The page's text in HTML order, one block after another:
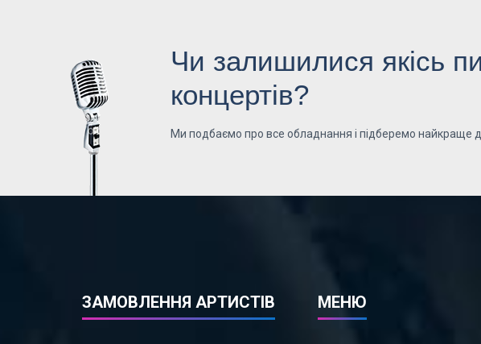
Чи залишилися якісь
концертів?
Ми подбаємо про все обладнання і підберемо найкраще
ЗАМОВЛЕННЯ АРТИСТІВ МЕНЮ